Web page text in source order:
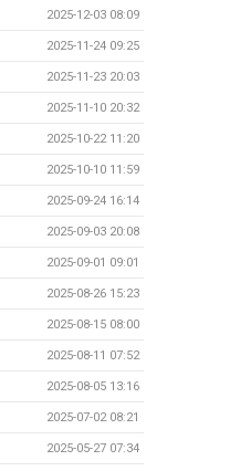
2025-12-03 08:09
2025-11-24 09:25
2025-11-23 20:03
2025-11-10 20:32
2025-10-22 11:20
2025-10-10 11:59
2025-09-24 16:14
2025-09-03 20:08
2025-09-01 09:01
2025-08-26 15:23
2025-08-15 08:00
2025-08-11 07:52
2025-08-05 13:16
2025-07-02 08:21
2025-05-27 07:34